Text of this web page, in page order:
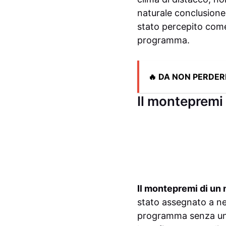
naturale
stato percepito
programma.
🔥 DA NON
Il
Il montepremi di un
stato assegnato a
programma senza